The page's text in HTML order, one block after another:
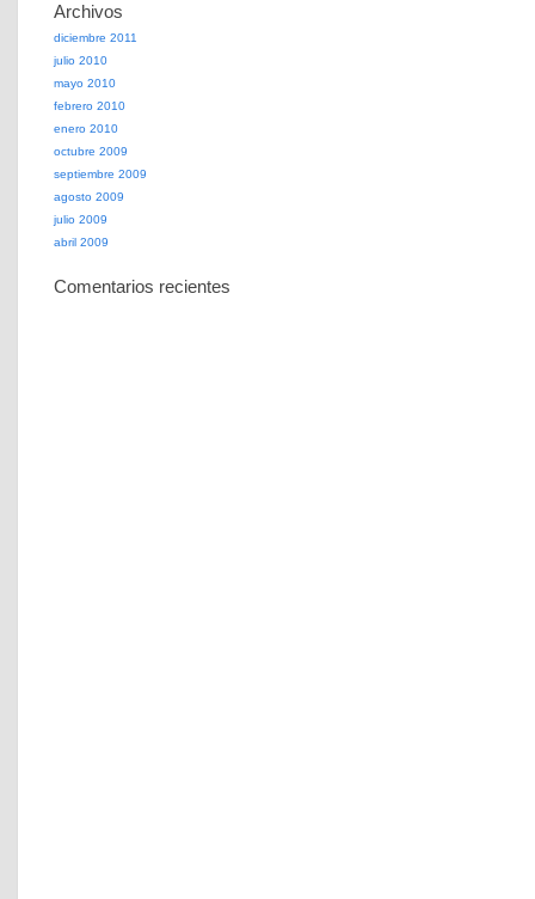
Archivos
diciembre 2011
julio 2010
mayo 2010
febrero 2010
enero 2010
octubre 2009
septiembre 2009
agosto 2009
julio 2009
abril 2009
Comentarios recientes